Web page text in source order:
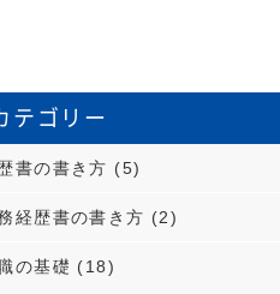
テゴリー
書の書き方 (5)
経歴書の書き方 (2)
の基礎 (18)